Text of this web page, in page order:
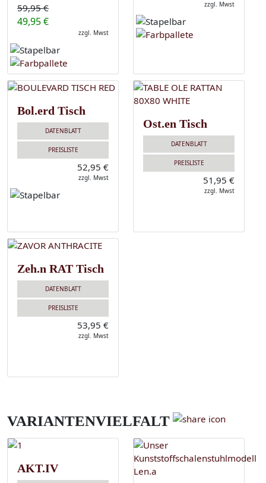
59,95 €
49,95 €
zzgl. Mwst
zzgl. Mwst
Bol.erd Tisch
DATENBLATT
PREISLISTE
52,95 €
zzgl. Mwst
Ost.en Tisch
DATENBLATT
PREISLISTE
51,95 €
zzgl. Mwst
Zeh.n RAT Tisch
DATENBLATT
PREISLISTE
53,95 €
zzgl. Mwst
VARIANTENVIELFALT
AKT.IV